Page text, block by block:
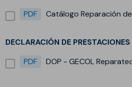
PDF
Catálogo Reparación
DECLARACIÓN DE PRESTACIONES
PDF
DOP - GECOL